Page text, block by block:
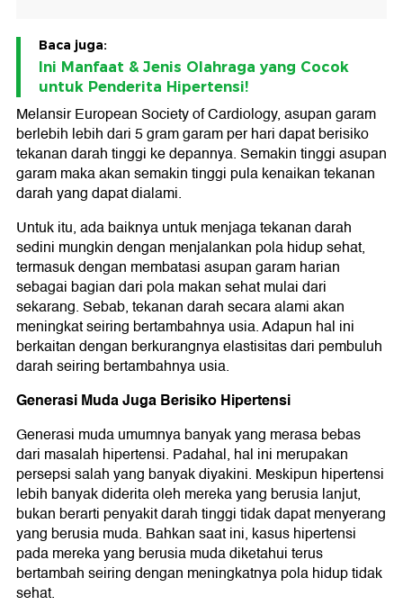
Baca juga:
Ini Manfaat & Jenis Olahraga yang Cocok
untuk Penderita Hipertensi!
Melansir European Society of Cardiology, asupan garam
berlebih lebih dari 5 gram garam per hari dapat berisiko
tekanan darah tinggi ke depannya. Semakin tinggi asupan
garam maka akan semakin tinggi pula kenaikan tekanan
darah yang dapat dialami.
Untuk itu, ada baiknya untuk menjaga tekanan darah
sedini mungkin dengan menjalankan pola hidup sehat,
termasuk dengan membatasi asupan garam harian
sebagai bagian dari pola makan sehat mulai dari
sekarang. Sebab, tekanan darah secara alami akan
meningkat seiring bertambahnya usia. Adapun hal ini
berkaitan dengan berkurangnya elastisitas dari pembuluh
darah seiring bertambahnya usia.
Generasi Muda Juga Berisiko Hipertensi
Generasi muda umumnya banyak yang merasa bebas
dari masalah hipertensi. Padahal, hal ini merupakan
persepsi salah yang banyak diyakini. Meskipun hipertensi
lebih banyak diderita oleh mereka yang berusia lanjut,
bukan berarti penyakit darah tinggi tidak dapat menyerang
yang berusia muda. Bahkan saat ini, kasus hipertensi
pada mereka yang berusia muda diketahui terus
bertambah seiring dengan meningkatnya pola hidup tidak
sehat.